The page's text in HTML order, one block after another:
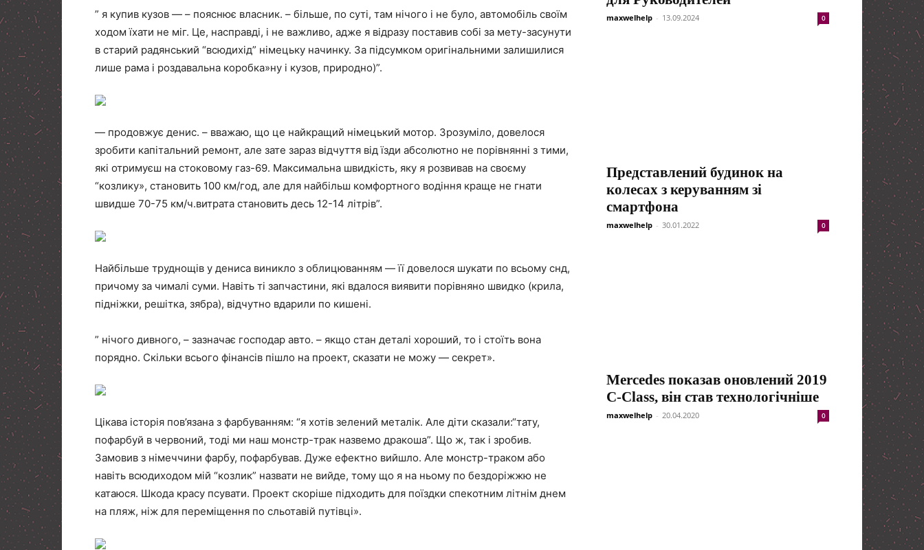
” я купив кузов — – пояснює власник. – більше, по суті, там нічого і не було, автомобіль своїм
ходом їхати не міг. Це, насправді, і не важливо, адже я відразу поставив собі за мету-засунути
в старий радянський “всюдихід” німецьку начинку. За підсумком оригінальними залишилися
лише рама і роздавальна коробка»ну і кузов, природно)”.
— продовжує денис. – вважаю, що це найкращий німецький мотор. Зрозуміло, довелося
зробити капітальний ремонт, але зате зараз відчуття від їзди абсолютно не порівнянні з тими,
які отримуєш на стоковому газ-69. Максимальна швидкість, яку я розвивав на своєму
“козлику», становить 100 км/год, але для найбільш комфортного водіння краще не гнати
швидше 70-75 км/ч.витрата становить десь 12-14 літрів”.
Найбільше труднощів у дениса виникло з облицюванням — її довелося шукати по всьому снд,
причому за чималі суми. Навіть ті запчастини, які вдалося виявити порівняно швидко (крила,
підніжки, решітка, зябра), відчутно вдарили по кишені.
” нічого дивного, – зазначає господар авто. – якщо стан деталі хороший, то і стоїть вона
порядно. Скільки всього фінансів пішло на проект, сказати не можу — секрет».
Цікава історія пов’язана з фарбуванням: “я хотів зелений металік. Але діти сказали:“тату,
пофарбуй в червоний, тоді ми наш монстр-трак назвемо дракоша”. Що ж, так і зробив.
Замовив з німеччини фарбу, пофарбував. Дуже ефектно вийшло. Але монстр-траком або
навіть всюдиходом мій “козлик” назвати не вийде, тому що я на ньому по бездоріжжю не
катаюся. Шкода красу псувати. Проект скоріше підходить для поїздки спекотним літнім днем
на пляж, ніж для переміщення по сльотавій путівці».
maxwelhelp - 13.09.2024 0
Представлений будинок на
колесах з керуванням зі
смартфона
maxwelhelp - 30.01.2022 0
Mercedes показав оновлений 2019
C-Class, він став технологічніше
maxwelhelp - 20.04.2020 0